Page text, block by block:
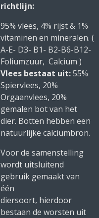
richtlijn:
95% vlees, 4% rijst & 1%
vitaminen en mineralen. (
A-E- D3- B1- B2-B6-B12-
Foliumzuur, Calcium )
Vlees bestaat uit:55%
Spiervlees, 20%
Orgaanvlees, 20%
gemalen bot van het
dier. Botten hebben een
natuurlijke calciumbron.
Voor de samenstelling
wordt uitsluitend
gebruik gemaakt van
één
diersoort, hierdoor
bestaan de worsten uit